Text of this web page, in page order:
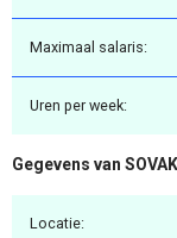
Maximaal salaris:
Uren per week:
Gegevens van SOVAK
Locatie: